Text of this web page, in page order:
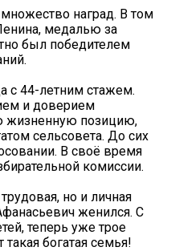
наград. В том
медалью за
был победителем
с 44-летним стажем.
и доверием
жизненную позицию,
сельсовета. До сих
В своё время
комиссии.
но и личная
женился. С
теперь уже трое
богатая семья!